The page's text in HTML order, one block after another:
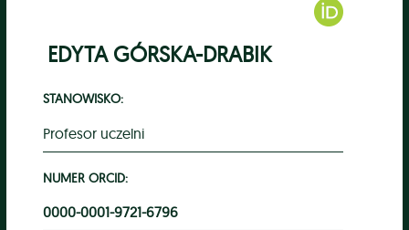
EDYTA GÓRSKA-DRABIK
STANOWISKO:
Profesor uczelni
NUMER ORCID:
0000-0001-9721-6796